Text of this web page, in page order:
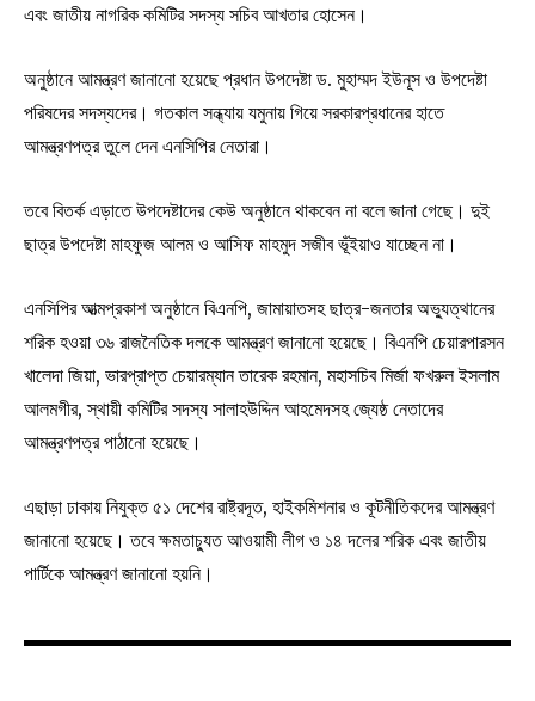
এবং জাতীয় নাগরিক কমিটির সদস্য সচিব আখতার হোসেন।
অনুষ্ঠানে আমন্ত্রণ জানানো হয়েছে প্রধান উপদেষ্টা ড. মুহাম্মদ ইউনূস ও উপদেষ্টা
পরিষদের সদস্যদের। গতকাল সন্ধ্যায় যমুনায় গিয়ে সরকারপ্রধানের হাতে
আমন্ত্রণপত্র তুলে দেন এনসিপির নেতারা।
তবে বিতর্ক এড়াতে উপদেষ্টাদের কেউ অনুষ্ঠানে থাকবেন না বলে জানা গেছে। দুই
ছাত্র উপদেষ্টা মাহফুজ আলম ও আসিফ মাহমুদ সজীব ভূঁইয়াও যাচ্ছেন না।
এনসিপির আত্মপ্রকাশ অনুষ্ঠানে বিএনপি, জামায়াতসহ ছাত্র-জনতার অভ্যুত্থানের
শরিক হওয়া ৩৬ রাজনৈতিক দলকে আমন্ত্রণ জানানো হয়েছে। বিএনপি চেয়ারপারসন
খালেদা জিয়া, ভারপ্রাপ্ত চেয়ারম্যান তারেক রহমান, মহাসচিব মির্জা ফখরুল ইসলাম
আলমগীর, স্থায়ী কমিটির সদস্য সালাহউদ্দিন আহমেদসহ জ্যেষ্ঠ নেতাদের
আমন্ত্রণপত্র পাঠানো হয়েছে।
এছাড়া ঢাকায় নিযুক্ত ৫১ দেশের রাষ্ট্রদূত, হাইকমিশনার ও কূটনীতিকদের আমন্ত্রণ
জানানো হয়েছে। তবে ক্ষমতাচ্যুত আওয়ামী লীগ ও ১৪ দলের শরিক এবং জাতীয়
পার্টিকে আমন্ত্রণ জানানো হয়নি।